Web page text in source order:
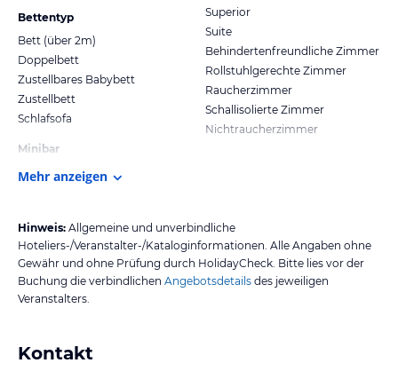
Bettentyp
Bett (über 2m)
Doppelbett
Zustellbares Babybett
Zustellbett
Schlafsofa
Minibar
Superior
Suite
Behindertenfreundliche Zimmer
Rollstuhlgerechte Zimmer
Raucherzimmer
Schallisolierte Zimmer
Nichtraucherzimmer
Mehr anzeigen
Hinweis: Allgemeine und unverbindliche
Hoteliers-/Veranstalter-/Kataloginformationen. Alle Angaben ohne
Gewähr und ohne Prüfung durch HolidayCheck. Bitte lies vor der
Buchung die verbindlichen Angebotsdetails des jeweiligen
Veranstalters.
Kontakt